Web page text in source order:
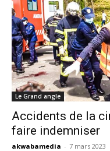
Le Grand angle
Accidents de la
faire indemniser
akwabamedia - 7 mars 2023